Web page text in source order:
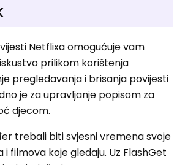
Netflixa omogućuje vam
prilikom korištenja
pregledavanja i brisanja povijesti
je za upravljanje popisom za
djecom.
trebali biti svjesni vremena svoje
i filmova koje gledaju. Uz FlashGet